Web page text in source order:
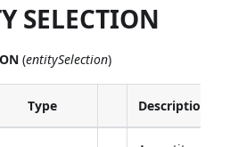
SELECTION
(entitySelection)
Type Description